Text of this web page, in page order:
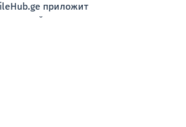
приложит
почте или путем